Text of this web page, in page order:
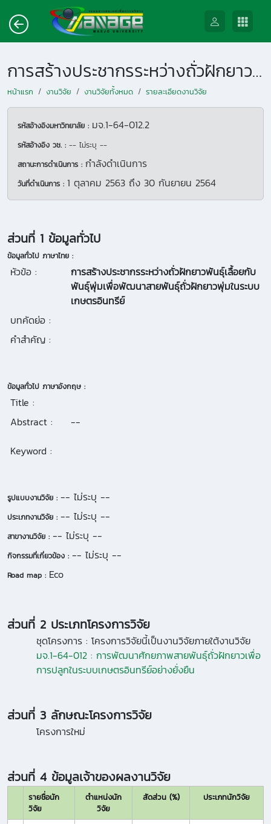
การสร้างประชากรระหว่างถั่วฝักยาวพันธุ์เลื้อยกับพันธุ์พุ่มเพื่อพัฒนาสายพันธุ์ถั่วฝักยาวพุ่มในระบบเกษตรอินทรีย์
หน้าแรก งานวิจัย งานวิจัยทั้งหมด รายละเอียดงานวิจัย
รหัสอ้างอิงมหาวิทยาลัย : มจ.1-64-012.2
รหัสอ้างอิง วช. : -- ไม่ระบุ --
สถานะการดำเนินการ : กำลังดำเนินการ
วันที่ดำเนินการ : 1 ตุลาคม 2563 ถึง 30 กันยายน 2564
ส่วนที่ 1 ข้อมูลทั่วไป
ข้อมูลทั่วไป ภาษาไทย :
หัวข้อ :
การสร้างประชากรระหว่างถั่วฝักยาวพันธุ์เลื้อยกับ
พันธุ์พุ่มเพื่อพัฒนาสายพันธุ์ถั่วฝักยาวพุ่มในระบบ
เกษตรอินทรีย์
บทคัดย่อ :
คำสำคัญ :
ข้อมูลทั่วไป ภาษาอังกฤษ :
Title :
Abstract :
--
Keyword :
รูปแบบงานวิจัย : -- ไม่ระบุ --
ประเภทงานวิจัย : -- ไม่ระบุ --
สาขางานวิจัย : -- ไม่ระบุ --
กิจกรรมที่เกี่ยวข้อง : -- ไม่ระบุ --
Road map : Eco
ส่วนที่ 2 ประเภทโครงการวิจัย
ชุดโครงการ : โครงการวิจัยนี้เป็นงานวิจัยภายใต้งานวิจัย
มจ.1-64-012 : การพัฒนาศักยภาพสายพันธุ์ถั่วฝักยาวเพื่อ
การปลูกในระบบเกษตรอินทรีย์อย่างยั่งยืน
ส่วนที่ 3 ลักษณะโครงการวิจัย
โครงการใหม่
ส่วนที่ 4 ข้อมูลเจ้าของผลงานวิจัย
รายชื่อนัก
วิจัย
ตำแหน่งนัก
วิจัย
สัดส่วน (%) ประเภทนักวิจัย